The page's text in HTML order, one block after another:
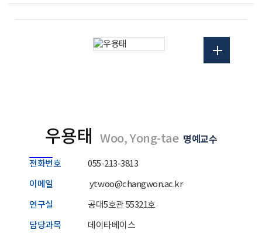
우용태 Woo, Yong-tae 명예교수
전화번호 055-213-3813
이메일 ytwoo@changwon.ac.kr
연구실 공대5호관 55321호
담당과목 데이타베이스